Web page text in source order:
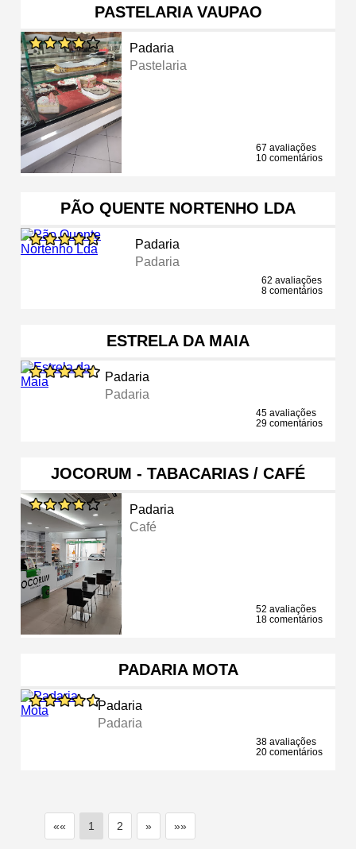
PASTELARIA VAUPAO
Padaria
Pastelaria
67 avaliações
10 comentários
PÃO QUENTE NORTENHO LDA
Padaria
Padaria
62 avaliações
8 comentários
ESTRELA DA MAIA
Padaria
Padaria
45 avaliações
29 comentários
JOCORUM - TABACARIAS / CAFÉ
Padaria
Café
52 avaliações
18 comentários
PADARIA MOTA
Padaria
Padaria
38 avaliações
20 comentários
«« 1 2 » »»